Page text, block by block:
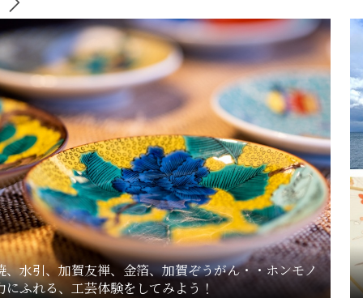
、水引、加賀友禅、金箔、加賀ぞうがん・・ホンモノ
にふれる、工芸体験をしてみよう！